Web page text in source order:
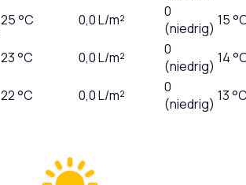
25°C 0,0L/m²
0
(niedrig) 15
23°C 0,0L/m²
0
(niedrig) 14
22°C 0,0L/m²
0
(niedrig) 13